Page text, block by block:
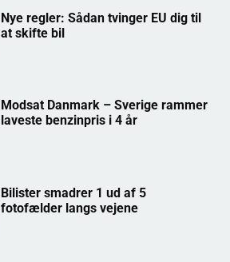
Nye regler: Sådan tvinger EU dig til
at skifte bil
Modsat Danmark – Sverige rammer
laveste benzinpris i 4 år
Bilister smadrer 1 ud af 5
fotofælder langs vejene